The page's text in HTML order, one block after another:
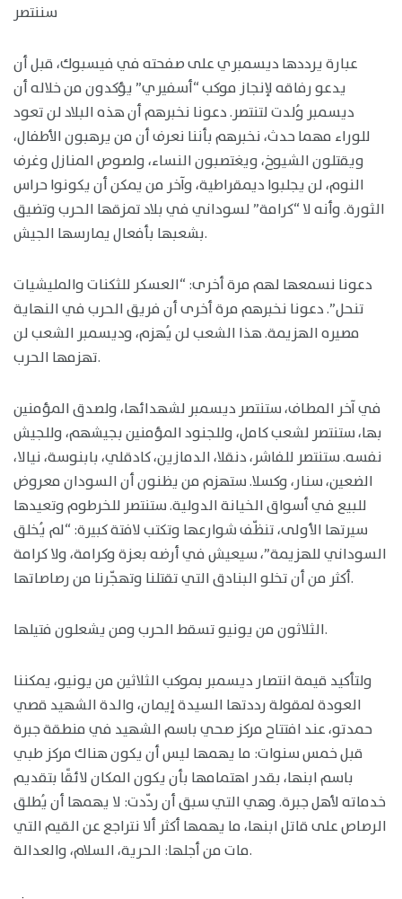
سننتصر
عبارة يرددها ديسمبري على صفحته في فيسبوك، قبل أن
يدعو رفاقه لإنجاز موكب “أسفيري” يؤكدون من خلاله أن
ديسمبر وُلدت لتنتصر. دعونا نخبرهم أن هذه البلاد لن تعود
للوراء مهما حدث، نخبرهم بأننا نعرف أن من يرهبون الأطفال،
ويقتلون الشيوخ، ويغتصبون النساء، ولصوص المنازل وغرف
النوم، لن يجلبوا ديمقراطية، وآخر من يمكن أن يكونوا حراس
الثورة. وأنه لا “كرامة” لسوداني في بلاد تمزقها الحرب وتضيق
بشعبها بأفعال يمارسها الجيش.
دعونا نسمعها لهم مرة أخرى: “العسكر للثكنات والمليشيات
تنحل”. دعونا نخبرهم مرة أخرى أن فريق الحرب في النهاية
مصيره الهزيمة. هذا الشعب لن يُهزم، وديسمبر الشعب لن
تهزمها الحرب.
في آخر المطاف، ستنتصر ديسمبر لشهدائها، ولصدق المؤمنين
بها، ستنتصر لشعب كامل، وللجنود المؤمنين بجيشهم، وللجيش
نفسه. ستنتصر للفاشر، دنقلا، الدمازين، كادقلي، بابنوسة، نيالا،
الضعين، سنار، وكسلا. ستهزم من يظنون أن السودان معروض
للبيع في أسواق الخيانة الدولية. ستنتصر للخرطوم وتعيدها
سيرتها الأولى، تنظّف شوارعها وتكتب لافتة كبيرة: “لم يُخلق
السوداني للهزيمة”، سيعيش في أرضه بعزة وكرامة، ولا كرامة
أكثر من أن تخلو البنادق التي تقتلنا وتهجّرنا من رصاصاتها.
الثلاثون من يونيو تسقط الحرب ومن يشعلون فتيلها.
ولتأكيد قيمة انتصار ديسمبر بموكب الثلاثين من يونيو، يمكننا
العودة لمقولة رددتها السيدة إيمان، والدة الشهيد قصي
حمدتو، عند افتتاح مركز صحي باسم الشهيد في منطقة جبرة
قبل خمس سنوات: ما يهمها ليس أن يكون هناك مركز طبي
باسم ابنها، بقدر اهتمامها بأن يكون المكان لائقًا بتقديم
خدماته لأهل جبرة. وهي التي سبق أن ردّدت: لا يهمها أن يُطلق
الرصاص على قاتل ابنها، ما يهمها أكثر ألا نتراجع عن القيم التي
مات من أجلها: الحرية، السلام، والعدالة.